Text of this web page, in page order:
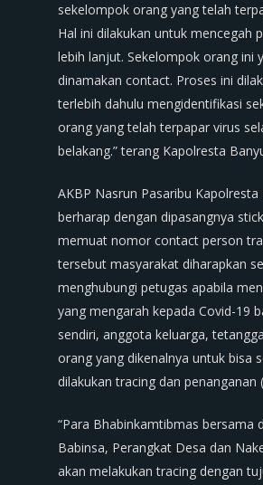
sekelompok orang yang telah
Hal ini dilakukan untuk mencegah
lebih lanjut. Sekelompok orang ini
dinamakan contact. Proses ini
terlebih dahulu mengidentifikasi
orang yang telah terpapar virus
belakang.” terang Kapolresta
AKBP Nasrun Pasaribu Kapolresta
berharap dengan dipasangnya
memuat nomor contact person
tersebut masyarakat diharapkan
menghubungi petugas apabila
yang mengarah kepada Covid-19
sendiri, anggota keluarga,
orang yang dikenalnya untuk bisa
dilakukan tracing dan penanganan
“Para Bhabinkamtibmas bersama
Babinsa, Perangkat Desa dan
akan melakukan tracing dengan